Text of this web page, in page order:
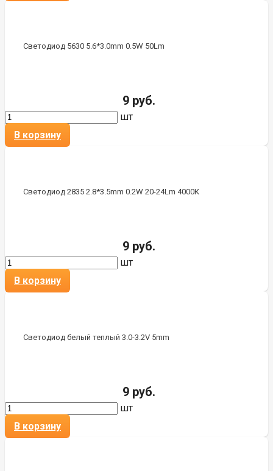
Светодиод 5630 5.6*3.0mm 0.5W 50Lm
9 руб.
шт
В корзину
Светодиод 2835 2.8*3.5mm 0.2W 20-24Lm 4000К
9 руб.
шт
В корзину
Светодиод белый теплый 3.0-3.2V 5mm
9 руб.
шт
В корзину